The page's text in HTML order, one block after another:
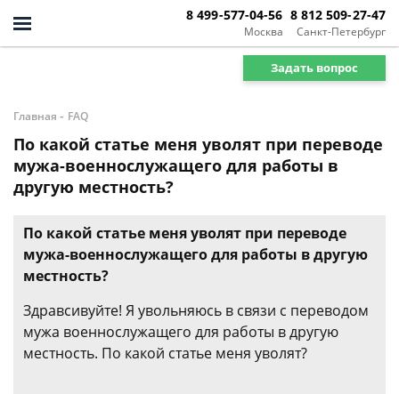
Москва
8 499-577-04-56
Санкт-Петербург
8 812 509-27-47
Задать вопрос
Главная - FAQ
По какой статье меня уволят при переводе
мужа-военнослужащего для работы в
другую местность?
По какой статье меня уволят при переводе
мужа-военнослужащего для работы в другую
местность?
Здравсивуйте! Я увольняюсь в связи с переводом
мужа военнослужащего для работы в другую
местность. По какой статье меня уволят?